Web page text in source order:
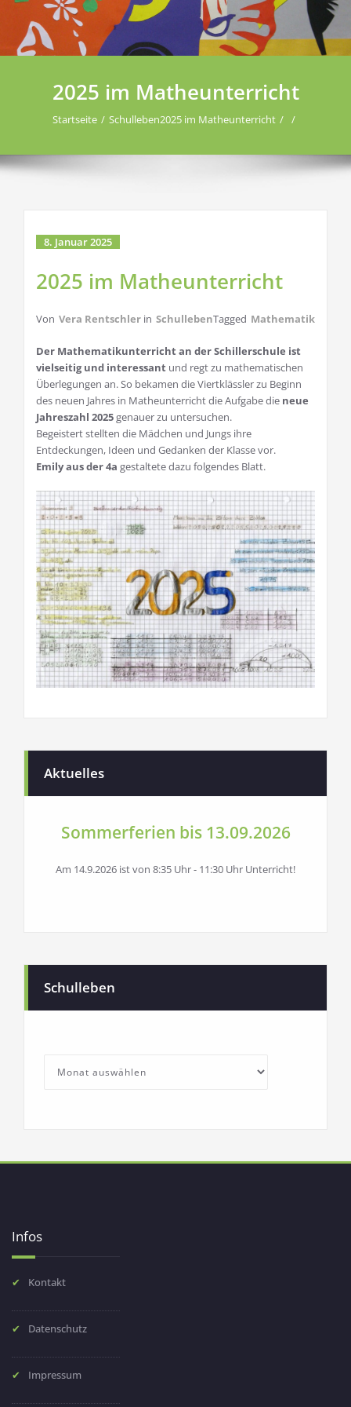
2025 im Matheunterricht
Startseite Schulleben2025 im Matheunterricht
8. Januar 2025
2025 im Matheunterricht
Von Vera Rentschler in SchullebenTagged Mathematik
Der Mathematikunterricht an der Schillerschule ist
vielseitig und interessant und regt zu mathematischen
Überlegungen an. So bekamen die Viertklässler zu Beginn
des neuen Jahres in Matheunterricht die Aufgabe die neue
Jahreszahl 2025genauer zu untersuchen.
Begeistert stellten die Mädchen und Jungs ihre
Entdeckungen, Ideen und Gedanken der Klasse vor.
Emily aus der 4a gestaltete dazu folgendes Blatt.
Aktuelles
Sommerferien bis 13.09.2026
Am 14.9.2026 ist von 8:35 Uhr - 11:30 Uhr Unterricht!
Schulleben
Infos
Kontakt
Datenschutz
Impressum